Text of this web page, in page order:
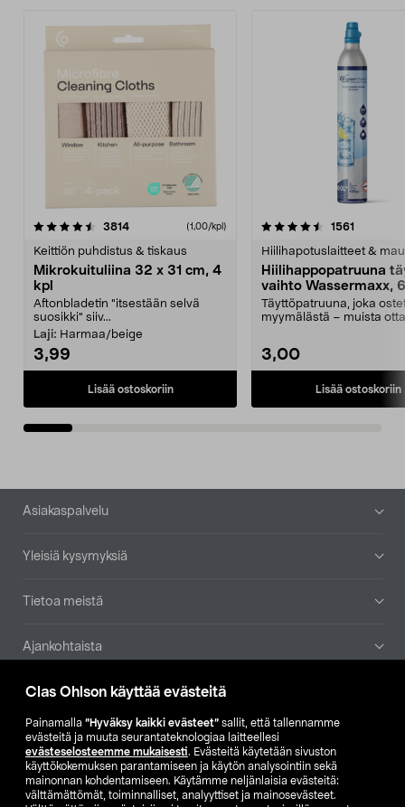
Clas Ohlson käyttää evästeitä
Painamalla ”Hyväksy kaikki evästeet” sallit, että tallennamme
evästeitä ja muuta seurantateknologiaa laitteellesi
evästeselosteemme mukaisesti. Evästeitä käytetään sivuston
käyttökokemuksen parantamiseen ja käytön analysointiin sekä
mainonnan kohdentamiseen. Käytämme neljänlaisia evästeitä:
välttämättömät, toiminnalliset, analyyttiset ja mainosevästeet.
3814arvostelut (1,00/kpl)
Keittiön puhdistus & tiskaus
Mikrokuituliina 32 x 31 cm, 4
kpl
Aftonbladetin "itsestään selvä
suosikki" siiv...
Laji: Harmaa/beige
3,99
Lisää ostoskoriin
4.5viidestä
1561
Hiilihapotuslaitteet &
Hiilihappopatruuna
vaihto Wassermaxx,
Täyttöpatruuna, joka
myymälästä – muista
3,00
Lisää ostoskoriin
4.5viidestä
Alatunniste
Asiakaspalvelu
Yleisiä kysymyksiä
Tietoa meistä
Ajankohtaista
Muut yrityksemme
Etsi myymälä
SE NO FI